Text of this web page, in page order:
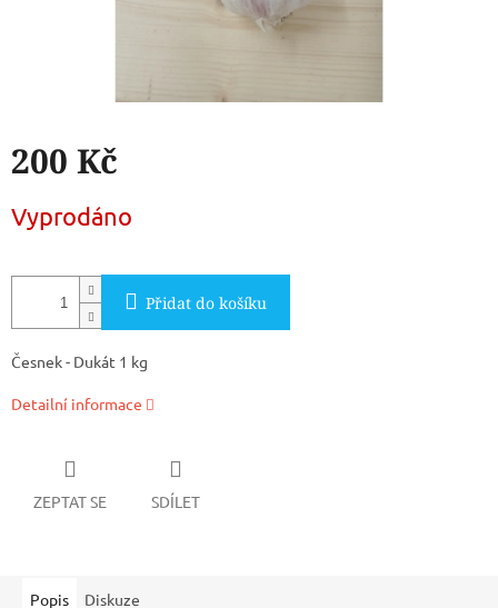
200 Kč
cena:
Vyprodáno
Přidat do košíku
Česnek - Dukát 1 kg
Detailní informace
ZEPTAT SE SDÍLET
Popis Diskuze